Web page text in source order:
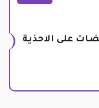
على الاحذية